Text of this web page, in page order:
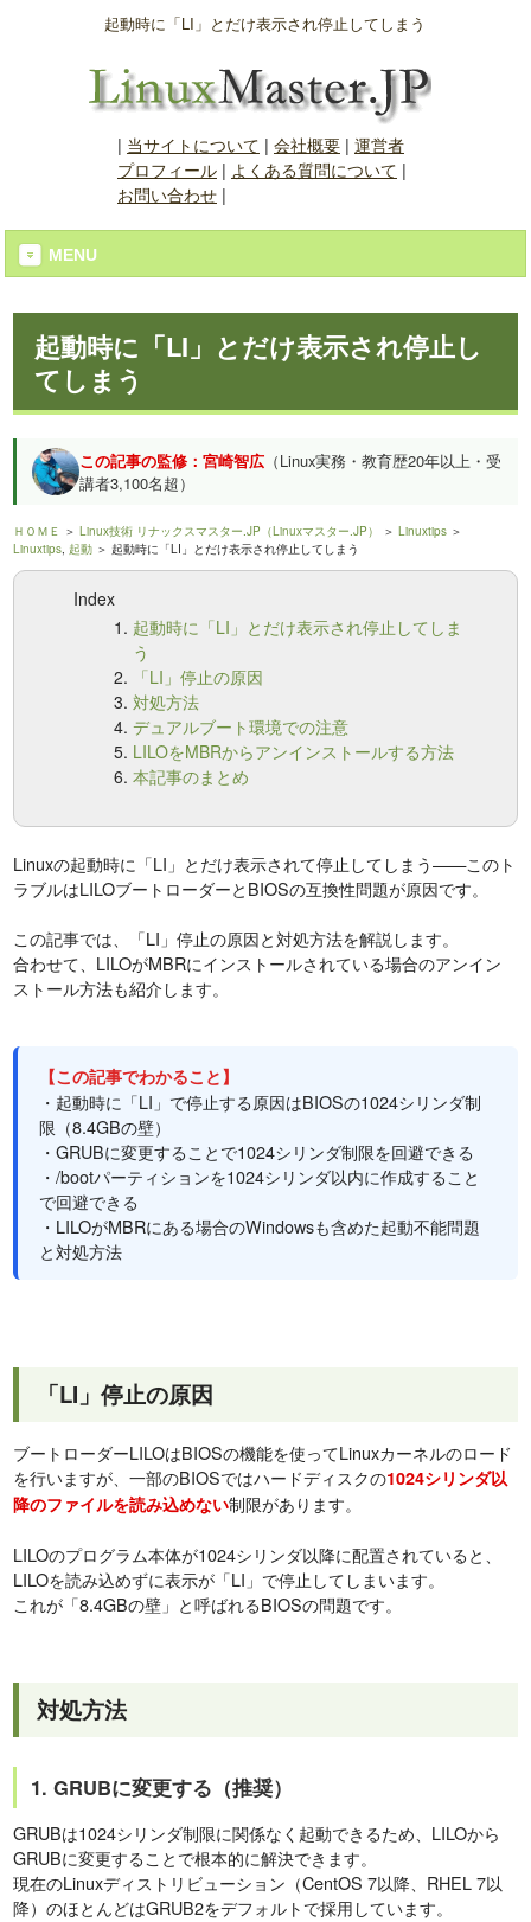
起動時に「LI」とだけ表示され停止してしまう
| 当サイトについて | 会社概要| 運営者
プロフィール| よくある質問について |
お問い合わせ|
MENU
起動時に「LI」とだけ表示され停止し
てしまう
この記事の監修：宮崎智広 （Linux実務・教育歴20年以上・受
講者3,100名超）
ＨＯＭＥ ＞Linux技術 リナックスマスター.JP（Linuxマスター.JP） ＞Linuxtips ＞
Linuxtips, 起動 ＞ 起動時に「LI」とだけ表示され停止してしまう
Index
起動時に「LI」とだけ表示され停止してしま
う
「LI」停止の原因
対処方法
デュアルブート環境での注意
LILOをMBRからアンインストールする方法
本記事のまとめ
Linuxの起動時に「LI」とだけ表示されて停止してしまう——このト
ラブルはLILOブートローダーとBIOSの互換性問題が原因です。
この記事では、「LI」停止の原因と対処方法を解説します。
合わせて、LILOがMBRにインストールされている場合のアンイン
ストール方法も紹介します。
【この記事でわかること】
・起動時に「LI」で停止する原因はBIOSの1024シリンダ制
限（8.4GBの壁）
・GRUBに変更することで1024シリンダ制限を回避できる
・/bootパーティションを1024シリンダ以内に作成すること
で回避できる
・LILOがMBRにある場合のWindowsも含めた起動不能問題
と対処方法
「LI」停止の原因
ブートローダーLILOはBIOSの機能を使ってLinuxカーネルのロード
を行いますが、一部のBIOSではハードディスクの1024シリンダ以
降のファイルを読み込めない制限があります。
LILOのプログラム本体が1024シリンダ以降に配置されていると、
LILOを読み込めずに表示が「LI」で停止してしまいます。
これが「8.4GBの壁」と呼ばれるBIOSの問題です。
対処方法
1. GRUBに変更する（推奨）
GRUBは1024シリンダ制限に関係なく起動できるため、LILOから
GRUBに変更することで根本的に解決できます。
現在のLinuxディストリビューション（CentOS 7以降、RHEL 7以
降）のほとんどはGRUB2をデフォルトで採用しています。